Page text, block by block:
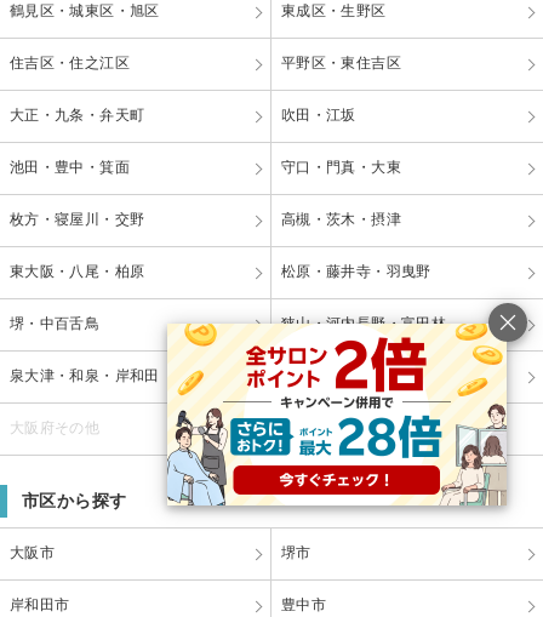
鶴見区・城東区・旭区 東成区・生野区
住吉区・住之江区 平野区・東住吉区
大正・九条・弁天町 吹田・江坂
池田・豊中・箕面 守口・門真・大東
枚方・寝屋川・交野 高槻・茨木・摂津
東大阪・八尾・柏原 松原・藤井寺・羽曳野
堺・中百舌鳥 狭山・河内長野・富田林
泉大津・和泉・岸和田 泉佐野・泉南・阪南
大阪府その他
市区から探す
大阪市 堺市
岸和田市 豊中市